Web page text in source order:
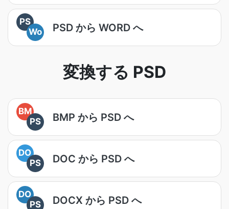
PS
Wo
PSD から WORD へ
変換する PSD
BM
PS
BMP から PSD へ
DO
PS
DOC から PSD へ
DO
PS
DOCX から PSD へ